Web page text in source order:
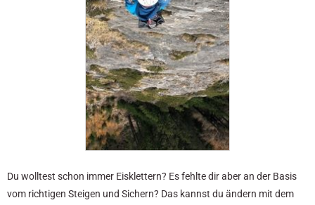
Du wolltest schon immer Eisklettern? Es fehlte dir aber an der Basis
vom richtigen Steigen und Sichern? Das kannst du ändern mit dem